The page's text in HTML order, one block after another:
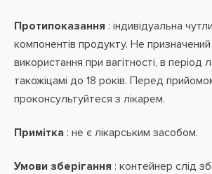
Протипоказання : індивідуальна
компонентів продукту. Не
використання при вагітності, в період
такожіцамі до 18 років. Перед
проконсультуйтеся з лікарем.
Примітка : не є лікарським засобом.
Умови зберігання : контейнер слід